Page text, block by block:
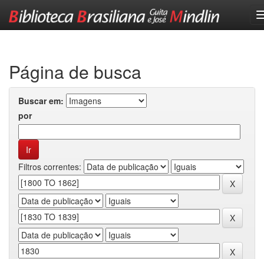
Página de busca
Buscar em:
por
Filtros correntes: